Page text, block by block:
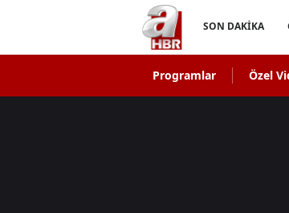
SON DAKİKA
Programlar Özel